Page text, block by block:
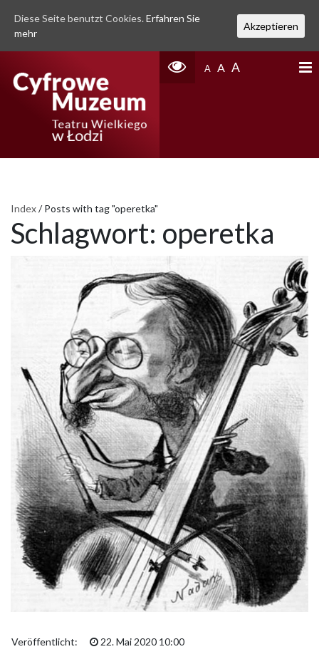
A A A
Index/ Posts with tag "operetka"
Schlagwort: operetka
Veröffentlicht: 22. Mai 2020 10:00
Diese Seite benutzt Cookies. Erfahren Sie
mehr
Akzeptieren